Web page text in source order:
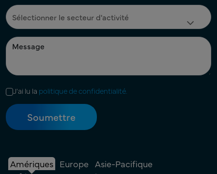
J'ai lu la politique de confidentialité.
Amériques Europe Asie-Pacifique